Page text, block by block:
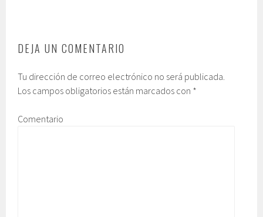
DEJA UN COMENTARIO
Tu dirección de correo electrónico no será publicada.
Los campos obligatorios están marcados con *
Comentario